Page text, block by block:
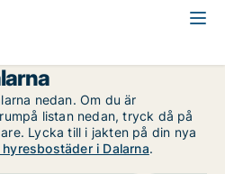
nedan. Om du är
listan nedan, tryck då på
Lycka till i jakten på din nya
i Dalarna.